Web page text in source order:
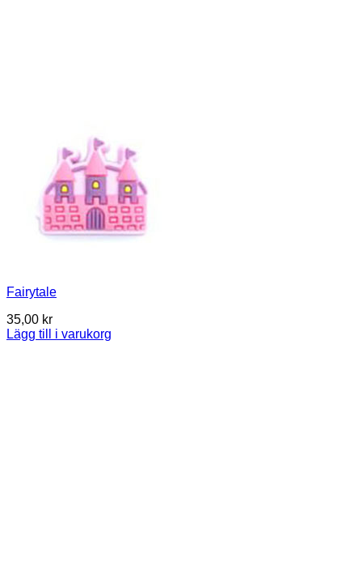
Fairytale
35,00 kr
Lägg till i varukorg